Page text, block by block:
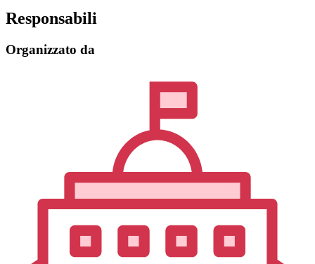
Responsabili
Organizzato da